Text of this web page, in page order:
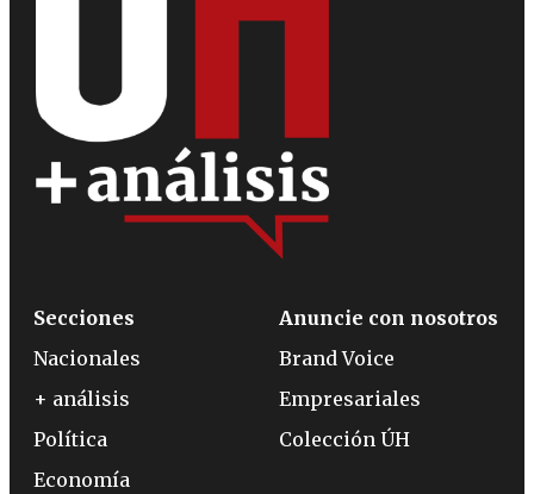
Secciones
Nacionales
+ análisis
Política
Economía
Anuncie con nosotros
Brand Voice
Empresariales
Colección ÚH